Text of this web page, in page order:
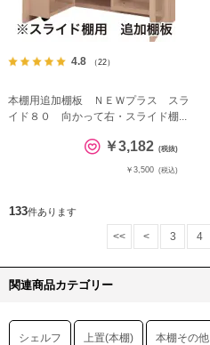
4.8 （22）
本棚用追加棚板 ＮＥＷプラス スラ
イド８０ 向かって右・スライド棚...
￥3,182 (税抜)
￥3,500 (税込)
133件あります
<< < 3 4
関連商品カテゴリー
シェルフ 上置(本棚) 本棚その他